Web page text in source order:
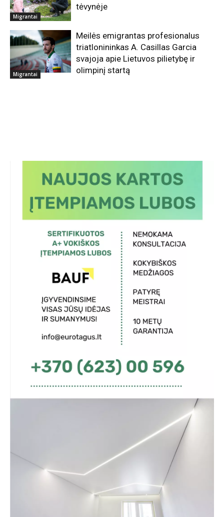
Migrantai
tėvynėje
Migrantai
Meilės emigrantas profesionalus
triatlonininkas A. Casillas Garcia
svajoja apie Lietuvos pilietybę ir
olimpinį startą